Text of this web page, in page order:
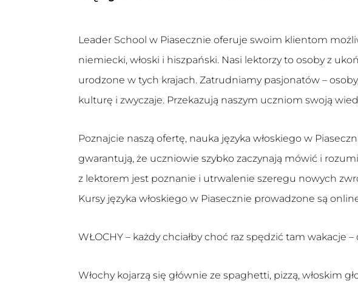
Leader School w Piasecznie oferuje swoim klientom
niemiecki, włoski i hiszpański. Nasi lektorzy to osoby z
urodzone w tych krajach. Zatrudniamy pasjonatów –
kulturę i zwyczaje. Przekazują naszym uczniom swoją
Poznajcie naszą ofertę, nauka języka włoskiego w
gwarantują, że uczniowie szybko zaczynają mówić i
z lektorem jest poznanie i utrwalenie szeregu nowych
Kursy języka włoskiego w Piasecznie prowadzone są
WŁOCHY – każdy chciałby choć raz spędzić tam wakacje
Włochy kojarzą się głównie ze spaghetti, pizzą, włoskim